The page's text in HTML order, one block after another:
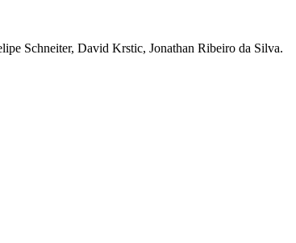
Schneiter, David Krstic, Jonathan Ribeiro da Silva.